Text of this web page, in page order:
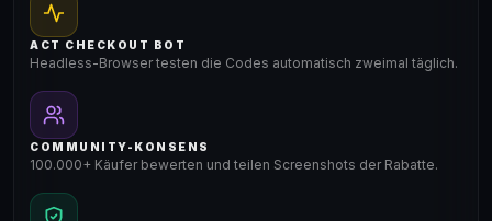
ACT CHECKOUT BOT
Headless-Browser testen die Codes automatisch zweimal täglich.
COMMUNITY-KONSENS
100.000+ Käufer bewerten und teilen Screenshots der Rabatte.